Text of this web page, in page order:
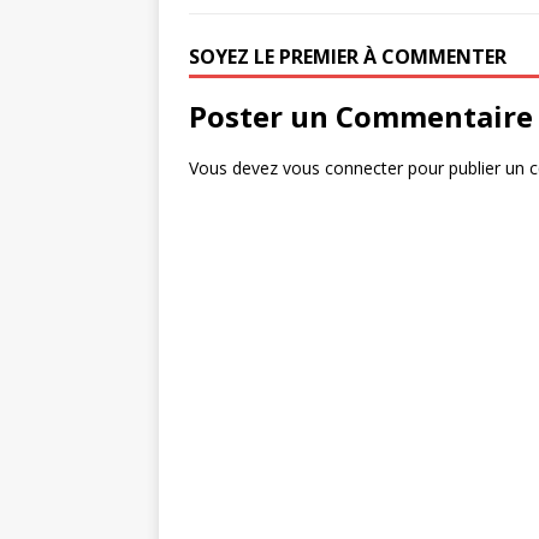
o
o
t
e
t
a
SOYEZ LE PREMIER À COMMENTER
Poster un Commentaire
Vous devez vous connecterpour publier un